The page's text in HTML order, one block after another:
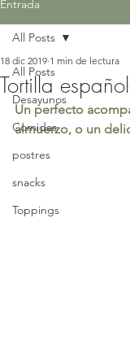
Entrada
All Posts
Desayunos
Comidas
postres
snacks
Toppings
All Posts
Tortilla
18 dic 2019 1 min de lectura
Un perfecto
almuerzo, o un